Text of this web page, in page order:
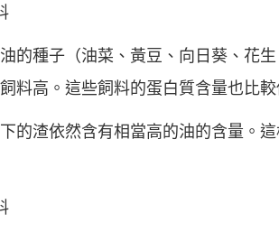
的種子（油菜、黃豆、向日葵、花
料高。這些飼料的蛋白質含量也比
的渣依然含有相當高的油的含量。